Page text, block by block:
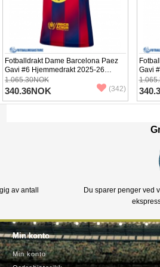
Fotballdrakt Dame Barcelona Paez
Gavi #6 Hjemmedrakt 2025-26
Kortermet
1.065.30NOK
340.36NOK (342)
Gavi
av antall
Du sparer penger ved
Min konto
Min konto